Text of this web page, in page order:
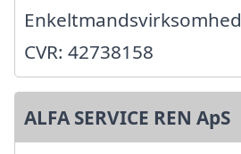
Enkeltmandsvirksomhed
CVR: 42738158
ALFA SERVICE REN ApS